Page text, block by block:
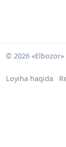
© 2026
Loyiha haqida